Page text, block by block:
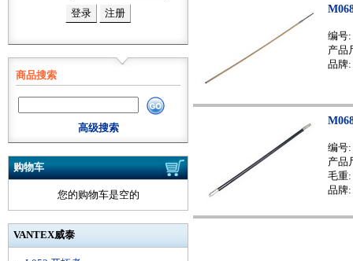
商品搜索
高级搜索
购物车
您的购物车是空的
VANTEX威泰
编号:
产品
品牌:
编号:
产品
毛重:
品牌: